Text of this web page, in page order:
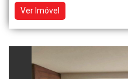
Ver Imóvel